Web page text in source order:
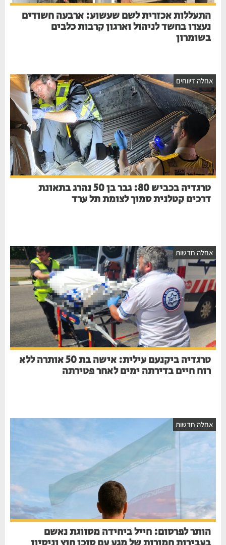
התעללות אכזרית לשם שעשוע: ארבעה חשודים
נעצרו בחשד לניהול וארגון קרבות כלבים
בשומרון
אחלה דיווחים
טרגדיה בכביש 80: גבר בן 50 נהרג בתאונת
דרכים קטלנית סמוך לצומת תל ערד
אחלה חדשות
טרגדיה ביקנעם עילית: אישה בת 50 אותרה ללא
רוח חיים בדירתה ימים לאחר פטירתה
אחלה חדשות
הותר לפרסום: חייל ביחידה מסווגת נאשם